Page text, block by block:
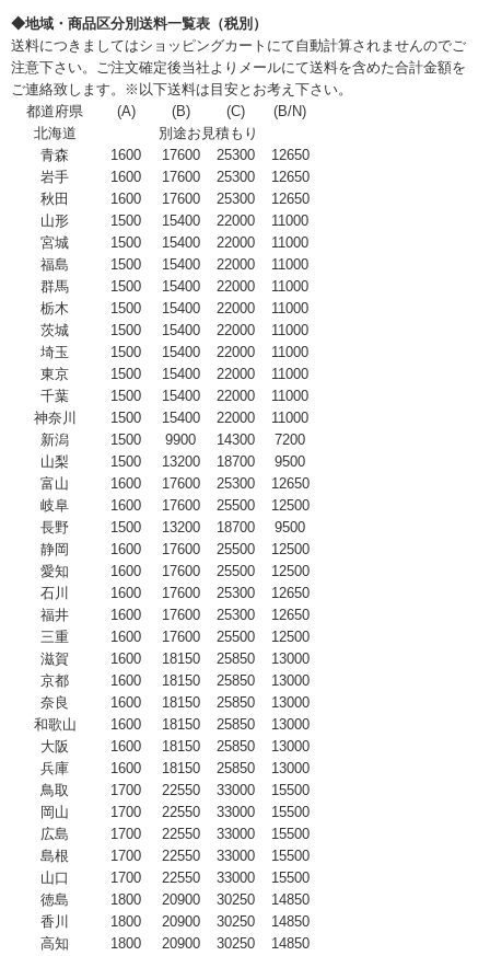
◆地域・商品区分別送料一覧表（税別）
送料につきましてはショッピングカートにて自動計算されませんのでご
注意下さい。ご注文確定後当社よりメールにて送料を含めた合計金額を
ご連絡致します。※以下送料は目安とお考え下さい。
都道府県
(A) (B) (C)
(B/N)
北海道
別途お見積もり
青森
1600 17600 25300
12650
岩手
1600 17600 25300
12650
秋田
1600 17600 25300
12650
山形
1500 15400 22000
11000
宮城
1500 15400 22000
11000
福島
1500 15400 22000
11000
群馬
1500 15400 22000
11000
栃木
1500 15400 22000
11000
茨城
1500 15400 22000
11000
埼玉
1500 15400 22000
11000
東京
1500 15400 22000
11000
千葉
1500 15400 22000
11000
神奈川
1500 15400 22000
11000
新潟
1500 9900 14300
7200
山梨
1500 13200 18700
9500
富山
1600 17600 25300
12650
岐阜
1600 17600 25500
12500
長野
1500 13200 18700
9500
静岡
1600 17600 25500
12500
愛知
1600 17600 25500
12500
石川
1600 17600 25300
12650
福井
1600 17600 25300
12650
三重
1600 17600 25500
12500
滋賀
1600 18150 25850
13000
京都
1600 18150 25850
13000
奈良
1600 18150 25850
13000
和歌山
1600 18150 25850
13000
大阪
1600 18150 25850
13000
兵庫
1600 18150 25850
13000
鳥取
1700 22550 33000
15500
岡山
1700 22550 33000
15500
広島
1700 22550 33000
15500
島根
1700 22550 33000
15500
山口
1700 22550 33000
15500
徳島
1800 20900 30250
14850
香川
1800 20900 30250
14850
高知
1800 20900 30250
14850